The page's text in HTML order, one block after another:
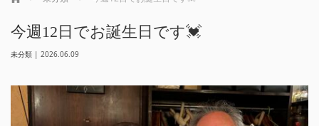
今週12日でお誕生日です💓
未分類 | 2026.06.09